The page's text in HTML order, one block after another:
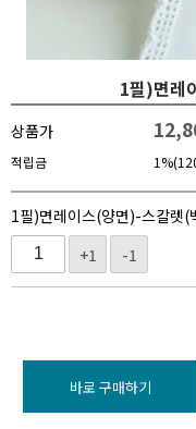
1필)면레
상품가
적립금
1필)면레이스(양면)-스칼렛(
+1
-1
바로 구매하기